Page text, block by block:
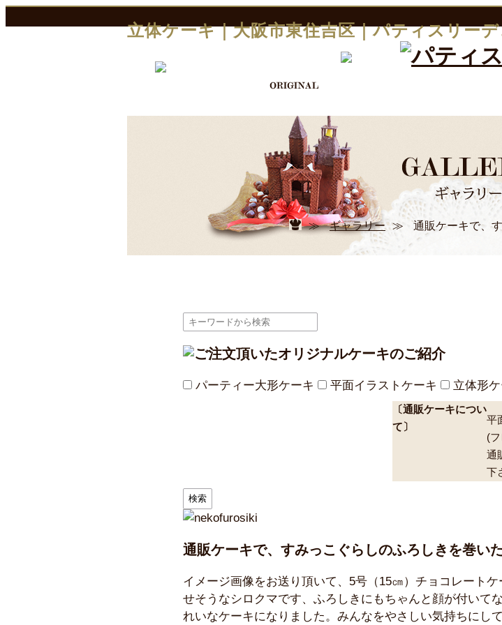
立体ケーキ｜大阪市東住吉区｜パティスリー
≫ ギャラリー ≫ 通販ケーキで、
パーティー大形ケーキ 平面イラストケーキ 立体形
〔通販ケーキについ
て〕
平
(
通
下
通販ケーキで、すみっこぐらしのふろしきを巻い
イメージ画像をお送り頂いて、5号（15㎝）チョコレート
せそうなシロクマです、ふろしきにもちゃんと顔が付いて
れいなケーキになりました。みんなをやさしい気持ちにし